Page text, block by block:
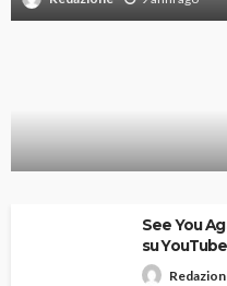
See You
su YouTube